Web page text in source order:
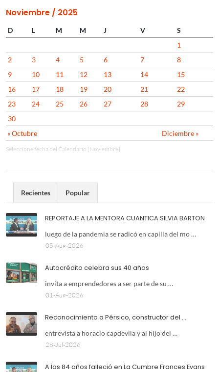
Noviembre / 2025
Seleccione fecha del Calendario [Noviembre]
D L M M J V S
« Octubre Diciembre »
1
2
3 4 5 6 7
8
9
10 11 12 13 14
15
16
17 18 19 20 21
22
23
24 25 26 27 28
29
30
Recientes Popular
REPORTAJE A LA MENTORA CUANTICA SILVIA BARTON
luego de la pandemia se radicó en capilla del mo …
05-Aug-2026
Autocrédito celebra sus 40 años
invita a emprendedores a ser parte de su …
01-Aug-2026
Reconocimiento a Pérsico, constructor del …
entrevista a horacio capdevila y al hijo del …
28-Jul-2026
A los 84 años falleció en La Cumbre Frances Evans